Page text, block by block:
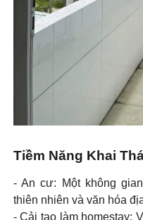
Tiềm Năng Khai
- An cư: Một không
thiên nhiên và văn hóa
- Cải tạo làm homestay: